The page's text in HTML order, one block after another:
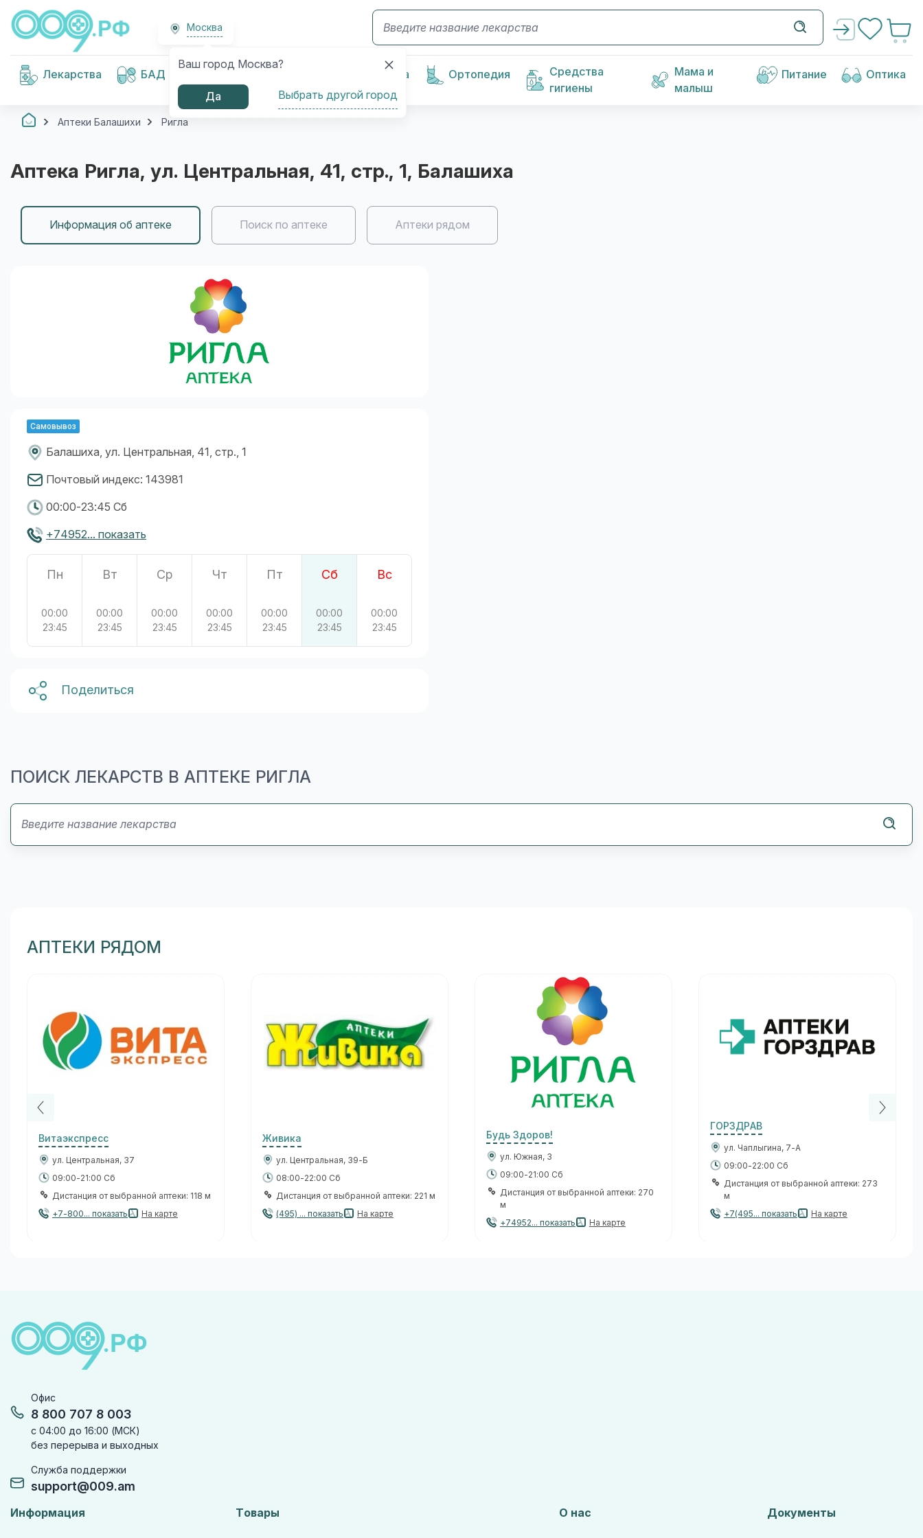
Москва
Ваш город Москва?
Да Выбрать другой город
Лекарства БАД
Медицинские
изделия
Косметика Ортопедия
Средства
гигиены
Мама и
малыш
Питание Оптика
Аптеки Балашихи Ригла
Аптека Ригла, ул. Центральная, 41, стр., 1, Балашиха
Информация об аптеке Поиск по аптеке Аптеки рядом
Самовывоз
Балашиха, ул. Центральная, 41, стр., 1
Почтовый индекс: 143981
00:00-23:45 Сб
+74952... показать
Пн
00:00
23:45
Вт
00:00
23:45
Ср
00:00
23:45
Чт
00:00
23:45
Пт
00:00
23:45
Сб
00:00
23:45
Вс
00:00
23:45
Поделиться
ПОИСК ЛЕКАРСТВ В АПТЕКЕ РИГЛА
АПТЕКИ РЯДОМ
Витаэкспресс
ул. Центральная, 37
09:00-21:00 Сб
Дистанция от выбранной аптеки: 118 м
+7-800... показать
На карте
Живика
ул. Центральная, 39-Б
08:00-22:00 Сб
Дистанция от выбранной аптеки: 221 м
(495) ... показать
На карте
Будь Здоров!
ул. Южная, 3
09:00-21:00 Сб
Дистанция от выбранной аптеки: 270
м
+74952... показать
На карте
ГОРЗДРАВ
ул. Чаплыгина, 7-А
09:00-22:00 Сб
Дистанция от выбранной аптеки: 273
м
+7(495... показать
На карте
Офис
8 800 707 8 003
с 04:00 до 16:00 (МСК)
без перерыва и выходных
Служба поддержки
support@009.am
Информация Товары О нас Документы